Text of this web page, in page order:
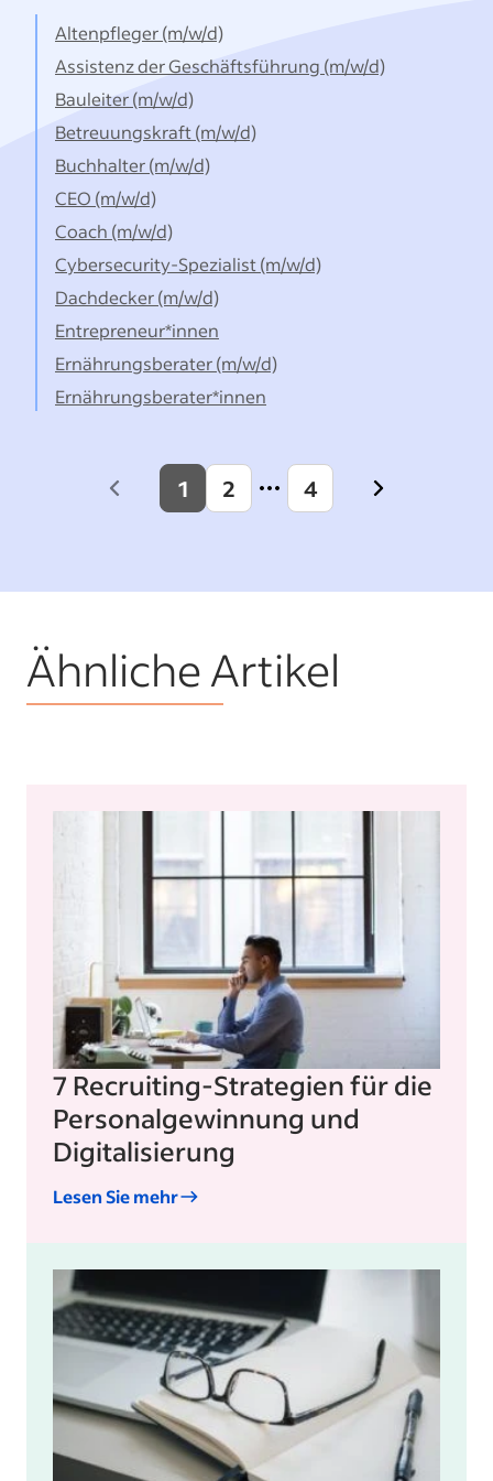
Auch im B2C-Geschäft benötigen
Verkaufsmitarbeiter*innen
ausgezeichnete Produkt- und
Marktkenntnisse, damit sie
Interessent*innen kompetent beraten
können.
Altenpfleger (m/w/d)
Assistenz der Geschäftsführung (m/w/d)
Bauleiter (m/w/d)
Betreuungskraft (m/w/d)
Buchhalter (m/w/d)
CEO (m/w/d)
Coach (m/w/d)
Cybersecurity-Spezialist (m/w/d)
Dachdecker (m/w/d)
Entrepreneur*innen
Ernährungsberater (m/w/d)
Ernährungsberater*innen
Previous
1 2 4
Next
Ähnliche Artikel
7 Recruiting-Strategien für die
Personalgewinnung und
Digitalisierung
Lesen Sie mehr